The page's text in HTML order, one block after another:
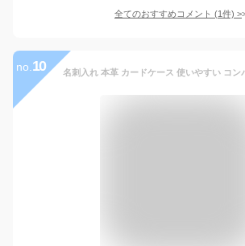
全てのおすすめコメント (1件) >
no. 10